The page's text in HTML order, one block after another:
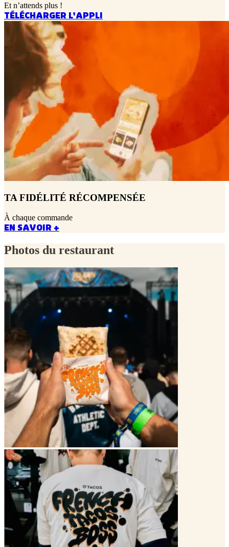
Et n’attends plus !
TÉLÉCHARGER L’APPLI
TA FIDÉLITÉ RÉCOMPENSÉE
À chaque commande
EN SAVOIR +
Photos du restaurant